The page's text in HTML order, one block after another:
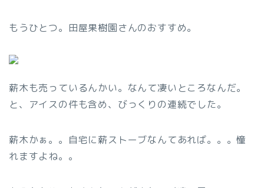
もうひとつ。田屋果樹園さんのおすすめ。
薪木も売っているんかい。なんて凄いところなんだ。
と、アイスの件も含め、びっくりの連続でした。
薪木かぁ。。自宅に薪ストーブなんてあれば。。。憧
れますよね。。